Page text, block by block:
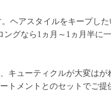
ヘアスタイルをキープし
ングなら1ヵ月～1ヵ月半に
キューティクルが大変はが
トメントとのセットでご提